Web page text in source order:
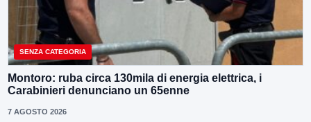
SENZA CATEGORIA
Montoro: ruba circa 130mila di energia elettrica, i
Carabinieri denunciano un 65enne
7 AGOSTO 2026